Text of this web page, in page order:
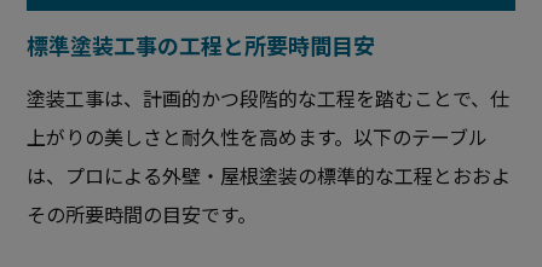
標準塗装工事の工程と所要時間目安
塗装工事は、計画的かつ段階的な工程を踏むことで、仕
上がりの美しさと耐久性を高めます。以下のテーブル
は、プロによる外壁・屋根塗装の標準的な工程とおおよ
その所要時間の目安です。